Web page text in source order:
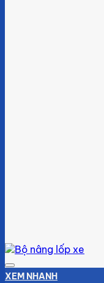
XEM NHANH